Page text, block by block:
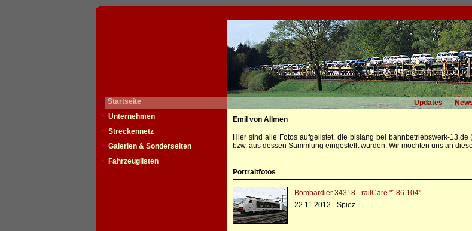
Startseite Updates
Unternehmen
Streckennetz
Galerien & Sonderseiten
Fahrzeuglisten
Emil von Allmen
Hier sind alle Fotos aufgelistet, die bislang bei bahnbetriebswerk-13.de
bzw. aus dessen Sammlung eingestellt wurden. Wir möchten uns an
Portraitfotos
Bombardier 34318 - railCare "186 104"
22.11.2012 - Spiez